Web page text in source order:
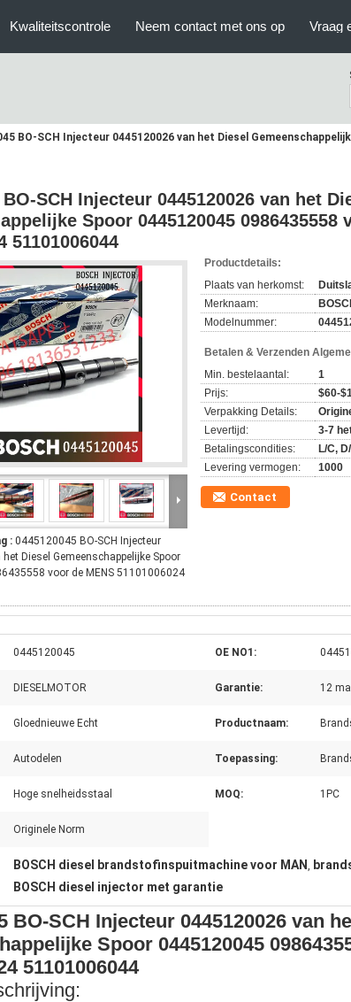
Kwaliteitscontrole Neem contact met ons op Vraag
BO-SCH Injecteur 0445120026 van het Diesel
BO-SCH Injecteur 0445120026 van het
Spoor 0445120045 0986435558
51101006044
: 0445120045 BO-SCH Injecteur
Diesel Gemeenschappelijke Spoor
voor de MENS 51101006024
Productdetails:
Plaats van herkomst:
Merknaam:
Modelnummer:
Betalen & Verzenden
Min. bestelaantal:
1
Prijs:
$60-
Verpakking Details:
Levertijd:
3-7
Betalingscondities:
L/C,
Levering vermogen:
1000
Contact
0445120045 OE NO1:
DIESELMOTOR Garantie: 12
Gloednieuwe Echt Productnaam:
Autodelen Toepassing:
Hoge snelheidsstaal MOQ: 1PC
Originele Norm
BOSCH diesel brandstofinspuitmachine voor MAN ,
BOSCH diesel injector met garantie
BO-SCH Injecteur 0445120026 van
Spoor 0445120045
51101006044